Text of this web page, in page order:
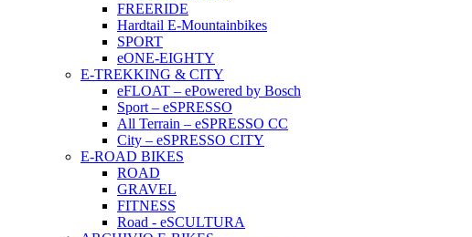
FREERIDE
Hardtail E-Mountainbikes
SPORT
eONE-EIGHTY
E-TREKKING & CITY
eFLOAT – ePowered by Bosch
Sport – eSPRESSO
All Terrain – eSPRESSO CC
City – eSPRESSO CITY
E-ROAD BIKES
ROAD
GRAVEL
FITNESS
Road - eSCULTURA